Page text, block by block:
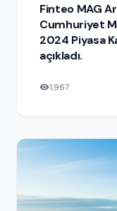
Finteo MAG
Cumhuriyet
2024 Piyasa
açıkladı.
1,967